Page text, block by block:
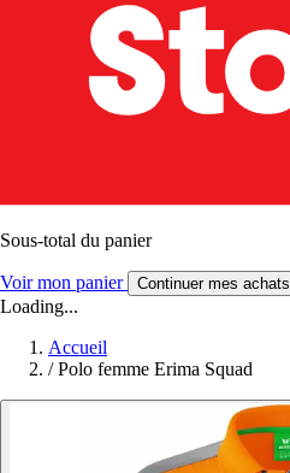
Sous-total du panier
Voir mon panier Continuer mes achats
Loading...
Accueil
/ Polo femme Erima Squad